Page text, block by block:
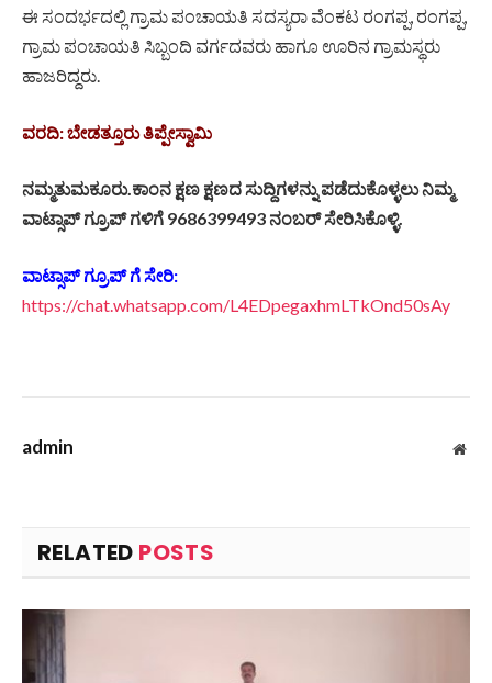
ಈ ಸಂದರ್ಭದಲ್ಲಿ ಗ್ರಾಮ ಪಂಚಾಯತಿ ಸದಸ್ಯರಾ ವೆಂಕಟ ರಂಗಪ್ಪ, ರಂಗಪ್ಪ,
ಗ್ರಾಮ ಪಂಚಾಯತಿ ಸಿಬ್ಬಂದಿ ವರ್ಗದವರು ಹಾಗೂ ಊರಿನ ಗ್ರಾಮಸ್ಥರು
ಹಾಜರಿದ್ದರು.
ವರದಿ: ಬೇಡತ್ತೂರು ತಿಪ್ಪೇಸ್ವಾಮಿ
ನಮ್ಮತುಮಕೂರು.ಕಾಂನ ಕ್ಷಣ ಕ್ಷಣದ ಸುದ್ದಿಗಳನ್ನು ಪಡೆದುಕೊಳ್ಳಲು ನಿಮ್ಮ
ವಾಟ್ಸಾಪ್ ಗ್ರೂಪ್ ಗಳಿಗೆ 9686399493 ನಂಬರ್ ಸೇರಿಸಿಕೊಳ್ಳಿ.
ವಾಟ್ಸಾಪ್ ಗ್ರೂಪ್ ಗೆ ಸೇರಿ:
https://chat.whatsapp.com/L4EDpegaxhmLTkOnd50sAy
admin
RELATED POSTS